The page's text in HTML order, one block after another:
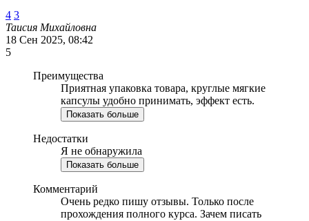
4 3
Таисия Михайловна
18 Сен 2025, 08:42
5
Преимущества
Приятная упаковка товара, круглые мягкие
капсулы удобно принимать, эффект есть.
Показать больше
Недостатки
Я не обнаружила
Показать больше
Комментарий
Очень редко пишу отзывы. Только после
прохождения полного курса. Зачем писать